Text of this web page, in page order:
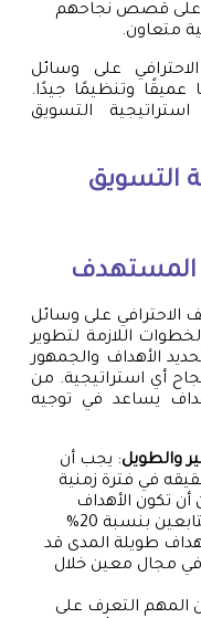
على قصص نجاحهم
متعاون.
على وسائل
وتنظيمًا جيدًا.
التسويق
التسويق
المستهدف
الاحترافي على وسائل
اللازمة لتطوير
الأهداف والجمهور
أي استراتيجية. من
يساعد في توجيه
والطويل: يجب أن
في فترة زمنية
تكون الأهداف
قصيرة المدى هي زيادة عدد المتابعين بنسبة 20%
طويلة المدى قد
مجال معين خلال
المهم التعرف على